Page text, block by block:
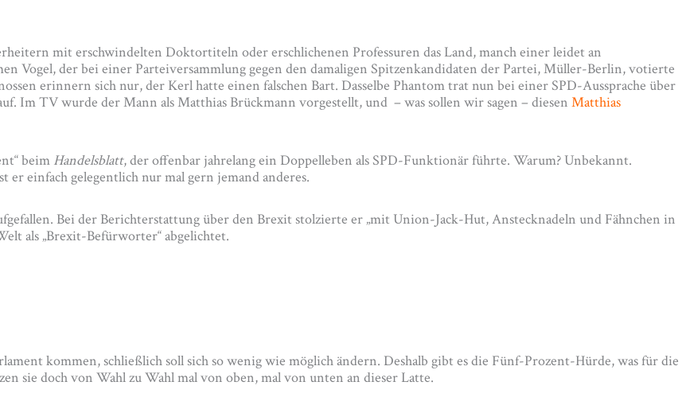
mit erschwindelten Doktortiteln oder erschlichenen Professuren das Land, manch einer leidet an
Vogel, der bei einer Parteiversammlung gegen den damaligen Spitzenkandidaten der Partei, Müller-Berlin, votierte
erinnern sich nur, der Kerl hatte einen falschen Bart. Dasselbe Phantom trat nun bei einer SPD-Aussprache über
Im TV wurde der Mann als Matthias Brückmann vorgestellt, und – was sollen wir sagen – diesen Matthias
beim Handelsblatt, der offenbar jahrelang ein Doppelleben als SPD-Funktionär führte. Warum? Unbekannt.
einfach gelegentlich nur mal gern jemand anderes.
Bei der Berichterstattung über den Brexit stolzierte er „mit Union-Jack-Hut, An­stecknadeln und Fähnchen in
als „Brexit-Befürworter“ abgelichtet.
kommen, schließlich soll sich so wenig wie möglich ändern. Deshalb gibt es die Fünf-Prozent-Hürde, was für die
sie doch von Wahl zu Wahl mal von oben, mal von unten an dieser Latte.